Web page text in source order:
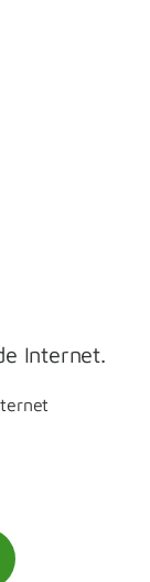
Internet.